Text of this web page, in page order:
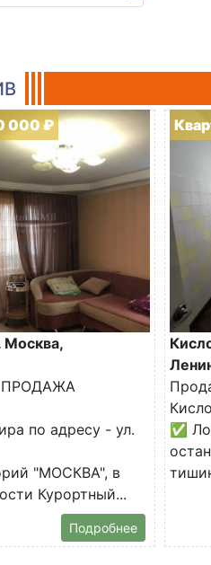
000 ₽
Москва,
по адресу - ул.
"МОСКВА", в
Курортный...
Подробнее
✅